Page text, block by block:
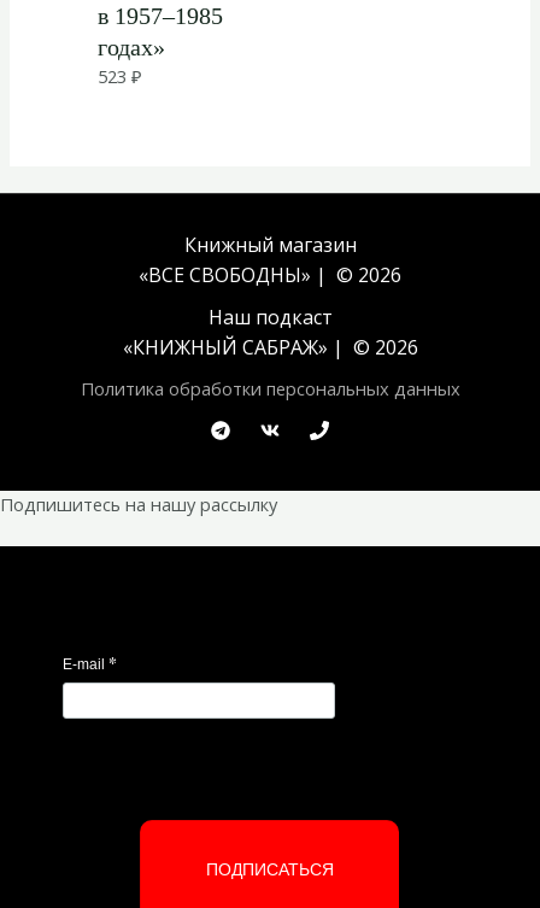
в 1957–1985
годах»
523 ₽
Книжный магазин
«ВСЕ СВОБОДНЫ» | © 2026
Наш подкаст
«КНИЖНЫЙ САБРАЖ» | © 2026
Политика обработки персональных данных
Подпишитесь на нашу рассылку
E-mail *
ПОДПИСАТЬСЯ